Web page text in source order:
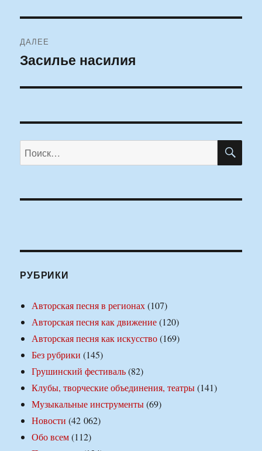
ДАЛЕЕ
Следующая
Засилье насилия
Искать:
РУБРИКИ
Авторская песня в регионах(107)
Авторская песня как движение(120)
Авторская песня как искусство(169)
Без рубрики (145)
Грушинский фестиваль(82)
Клубы, творческие объединения, театры(141)
Музыкальные инструменты(69)
Новости (42 062)
Обо всем(112)